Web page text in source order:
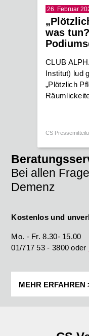
26. Februar
was
CLUB
Institut) lud
„Plötzlich
CS
Bei allen
Demenz
Kostenlos und
Mo. - Fr. 8.30- 15.00
01/717 53 - 3800 oder
MEHR ERFAHREN